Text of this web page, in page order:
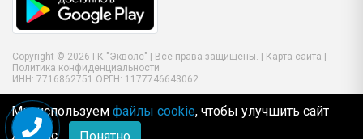
Copyright © 2026 ГК "Экволс" | Все права защищены. | Карта сайта
Политика конфиденциальности
ИНН: 7716862751 ОРГН: 1177746643062
Мы используем файлы cookie, чтобы улучшить сайт
для Вас